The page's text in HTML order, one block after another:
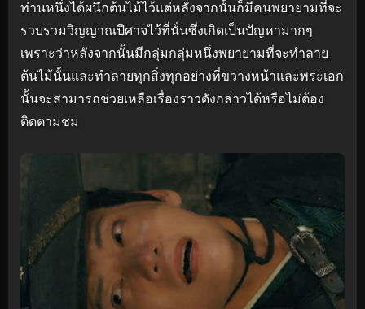
ท่านหนึ่งได้ผนึกต้นไม้ไว้แต่หลังจากนั้นก็มีคนพยายามที่จะ
รวบรวมวิญญาณปีศาจไว้ที่นั่นซึ่งเกิดเป็นปัญหามากๆ
เพราะว่าหลังจากนั้นมีกลุ่มกลุ่มหนึ่งพยายามที่จะทำลาย
ต้นไม้นั้นและทำลายทุกสิ่งทุกอย่างที่ขวางหน้าและพระเอก
นั้นจะสามารถช่วยเหลือเรื่องราวดังกล่าวได้หรือไม่ต้อง
ติดตามชม